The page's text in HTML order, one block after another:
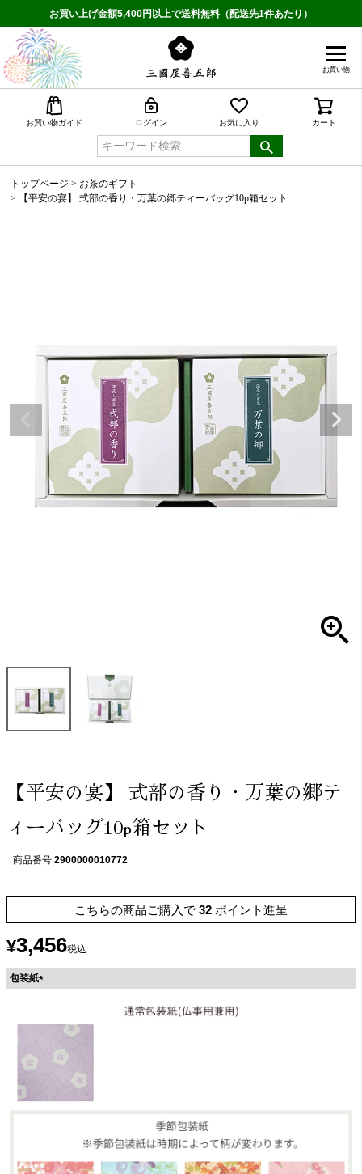
お買い上げ金額5,400円以上で送料無料（配送先1件あたり）
お買い物
お買い物ガイド ログイン お気に入り カート
トップページ
お茶のギフト
【平安の宴】 式部の香り・万葉の郷ティーバッグ10p箱セット
【平安の宴】 式部の香り・万葉の郷テ
ィーバッグ10p箱セット
商品番号 2900000010772
こちらの商品ご購入で 32 ポイント進呈
¥3,456税込
包装紙
須